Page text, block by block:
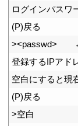
ログインパスワ
(P)戻る
><passwd>
登録するIPアド
空白にすると現
(P)戻る
>空白